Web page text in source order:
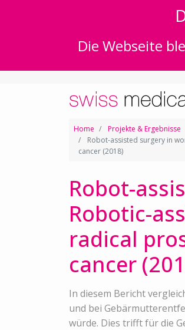
Die Webseite
Home
Projekte & Ergebnisse
Robot-assisted surgery in
cancer (2018)
Robot-
Robotic-
radical
cancer
In diesem Bericht
und bei
würde. Dies trifft für die